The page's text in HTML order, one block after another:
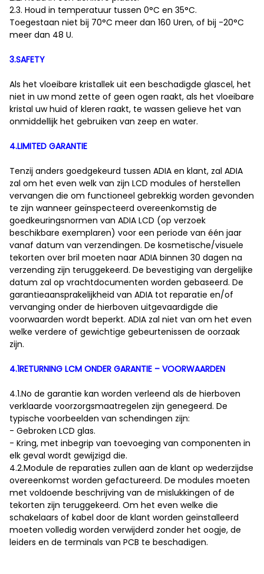
2.3. Houd in temperatuur tussen 0°C en 35°C.
Toegestaan niet bij 70°C meer dan 160 Uren, of bij -20°C
meer dan 48 U.
3.SAFETY
Als het vloeibare kristallek uit een beschadigde glascel, het
niet in uw mond zette of geen ogen raakt, als het vloeibare
kristal uw huid of kleren raakt, te wassen gelieve het van
onmiddellijk het gebruiken van zeep en water.
4.LIMITED GARANTIE
Tenzij anders goedgekeurd tussen ADIA en klant, zal ADIA
zal om het even welk van zijn LCD modules of herstellen
vervangen die om functioneel gebrekkig worden gevonden
te zijn wanneer geïnspecteerd overeenkomstig de
goedkeuringsnormen van ADIA LCD (op verzoek
beschikbare exemplaren) voor een periode van één jaar
vanaf datum van verzendingen. De kosmetische/visuele
tekorten over bril moeten naar ADIA binnen 30 dagen na
verzending zijn teruggekeerd. De bevestiging van dergelijke
datum zal op vrachtdocumenten worden gebaseerd. De
garantieaansprakelijkheid van ADIA tot reparatie en/of
vervanging onder de hierboven uitgevaardigde die
voorwaarden wordt beperkt. ADIA zal niet van om het even
welke verdere of gewichtige gebeurtenissen de oorzaak
zijn.
4.1RETURNING LCM ONDER GARANTIE – VOORWAARDEN
4.1.No de garantie kan worden verleend als de hierboven
verklaarde voorzorgsmaatregelen zijn genegeerd. De
typische voorbeelden van schendingen zijn:
- Gebroken LCD glas.
- Kring, met inbegrip van toevoeging van componenten in
elk geval wordt gewijzigd die.
4.2.Module de reparaties zullen aan de klant op wederzijdse
overeenkomst worden gefactureerd. De modules moeten
met voldoende beschrijving van de mislukkingen of de
tekorten zijn teruggekeerd. Om het even welke die
schakelaars of kabel door de klant worden geïnstalleerd
moeten volledig worden verwijderd zonder het oogje, de
leiders en de terminals van PCB te beschadigen.